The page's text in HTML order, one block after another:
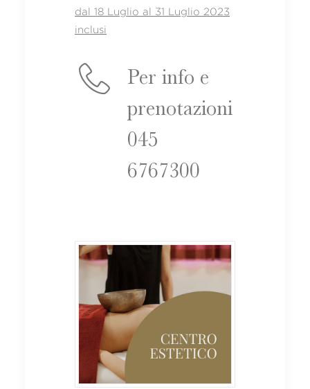
dal 18 Luglio al 31 Luglio 2023
inclusi
Per info e
prenotazioni
045
6767300